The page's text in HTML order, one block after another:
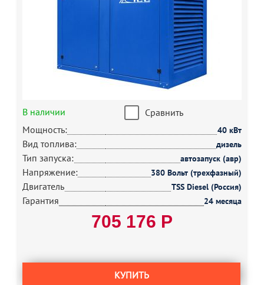
В наличии
Сравнить
Мощность:
40 кВт
Вид топлива: дизель
Тип запуска: автозапуск (авр)
Напряжение: 380 Вольт (трехфазный)
Двигатель TSS Diesel (Россия)
Гарантия 24 месяца
705 176 Р
КУПИТЬ